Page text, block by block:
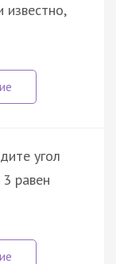
известно,
угол
3 равен